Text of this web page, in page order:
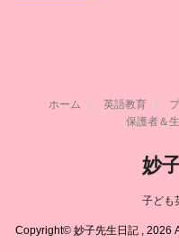
ホーム 英語教育
保護者＆
妙
子ども
Copyright© 妙子先生日記 , 2026